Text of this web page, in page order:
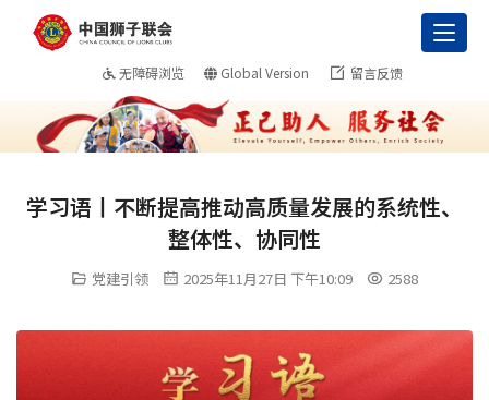
无障碍浏览 Global Version 留言反馈
学习语丨不断提高推动高质量发展的系统性、
整体性、协同性
党建引领 2025年11月27日 下午10:09 2588